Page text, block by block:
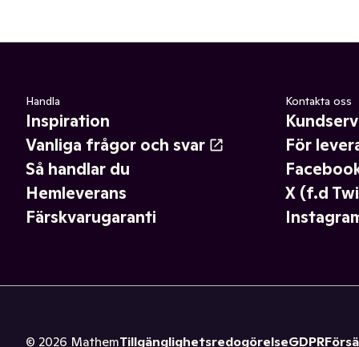
Handla
Inspiration
Vanliga frågor och svar
Så handlar du
Hemleverans
Färskvarugaranti
Kontakta oss
För
X (f.d
© 2026 MathemTillgänglighetsredogörelseGDPR